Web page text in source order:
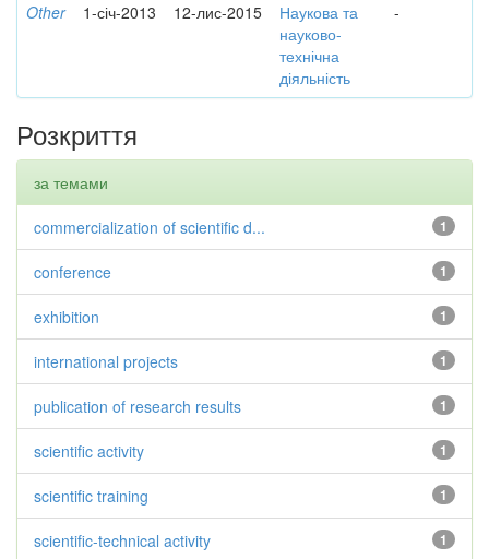
Other 1-січ-2013 12-лис-2015
Наукова та
науково-
технічна
діяльність
-
Розкриття
за темами
1
commercialization of scientific d...
1
conference
1
exhibition
1
international projects
1
publication of research results
1
scientific activity
1
scientific training
1
scientific-technical activity